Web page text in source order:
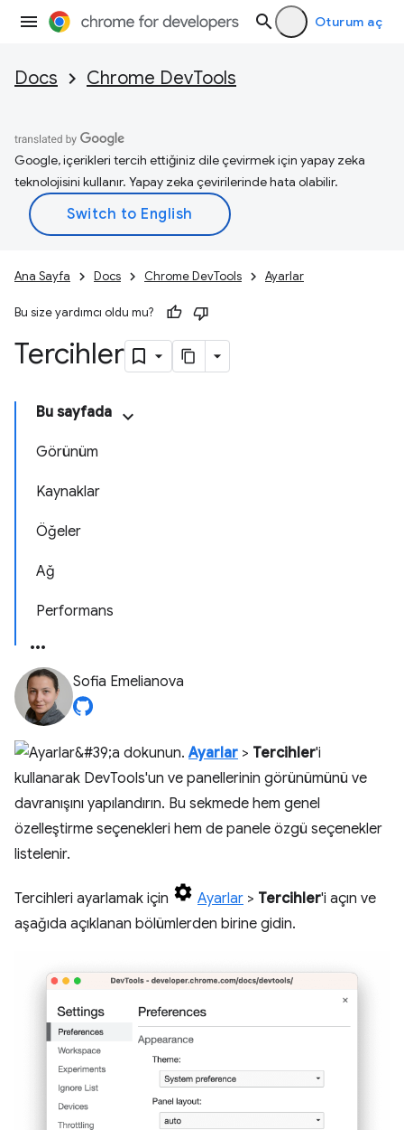
Oturum aç
Docs Chrome DevTools
Google, içerikleri tercih ettiğiniz dile çevirmek için yapay zeka
teknolojisini kullanır. Yapay zeka çevirilerinde hata olabilir.
Ana Sayfa Docs Chrome DevTools Ayarlar
Bu size yardımcı oldu mu?
Tercihler
Bu sayfada
Görünüm
Kaynaklar
Öğeler
Ağ
Performans
Sofia Emelianova
Ayarlar > Tercihler'i
kullanarak DevTools'un ve panellerinin görünümünü ve
davranışını yapılandırın. Bu sekmede hem genel
özelleştirme seçenekleri hem de panele özgü seçenekler
listelenir.
Tercihleri ayarlamak için Ayarlar > Tercihler'i açın ve
aşağıda açıklanan bölümlerden birine gidin.